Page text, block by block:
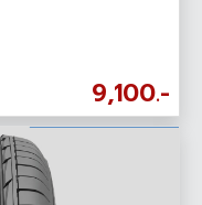
9,100.-